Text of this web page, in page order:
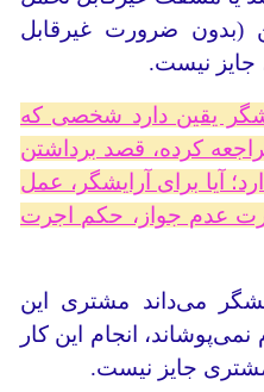
(بدون ضرورت غیرقابل
جایز نیست.
یقین دارد شخصی که
کرده، قصد برداشتن
آیا برای آرایشگر، عمل
عدم جواز، حکم اجرت
می‌داند مشتری این
انجام این کار
جایز نیست.